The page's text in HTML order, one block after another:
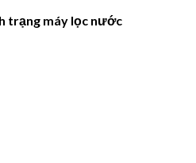
trạng máy lọc nước